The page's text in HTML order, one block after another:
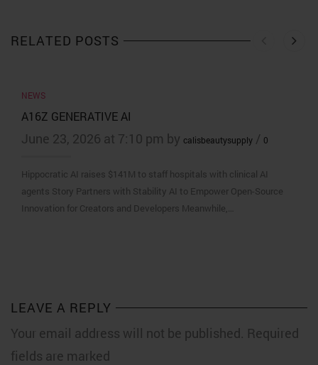
RELATED POSTS
NEWS
A16Z GENERATIVE AI
June 23, 2026 at 7:10 pm by calisbeautysupply / 0
Hippocratic AI raises $141M to staff hospitals with clinical AI
agents Story Partners with Stability AI to Empower Open-Source
Innovation for Creators and Developers Meanwhile,…
LEAVE A REPLY
Your email address will not be published. Required
fields are marked